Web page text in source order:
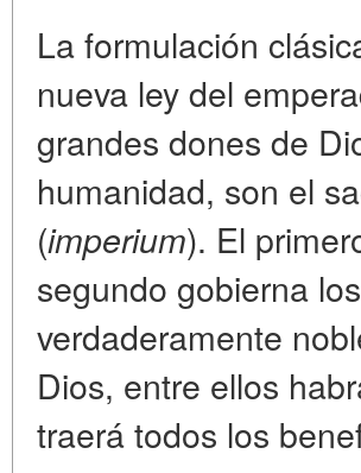
La formulación
nueva ley del
grandes dones de
humanidad, son el
(imperium). El
segundo gobierna
verdaderamente
Dios, entre ellos
traerá todos los